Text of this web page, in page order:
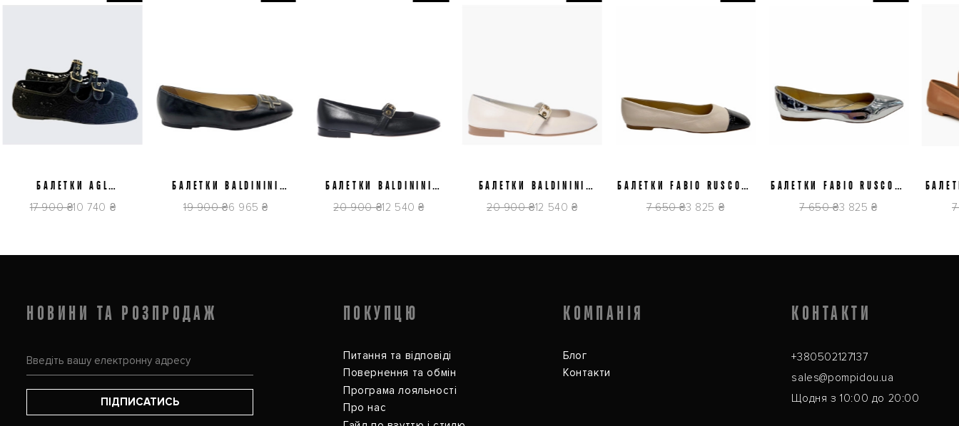
3738 38,539 40
БАЛЕТКИ AGL
17 900 ₴10 740 ₴
37 38 38,539 40
БАЛЕТКИ BALDININI
19 900 ₴6 965 ₴
37 38,539 39,5 40
БАЛЕТКИ BALDININI
20 900 ₴12 540 ₴
3738
БАЛЕТКИ BALDININI
20 900 ₴12 540 ₴
38,5 39
БАЛЕТКИ FABIO RUSCONI
7 650 ₴3 825 ₴
3839,5
БАЛЕТКИ FABIO RUSCONI
7 650 ₴3 825 ₴ 7
НОВИНИ ТА РОЗПРОДАЖ
ПІДПИСАТИСЬ
ПОКУПЦЮ
Питання та відповіді
Повернення та обмін
Програма лояльності
Про нас
КОМПАНІЯ
Блог
Контакти
КОНТАКТИ
+380502127137
sales@pompidou.ua
Щодня з 10:00 до 20:00